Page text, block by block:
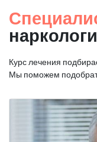
Курс лечения
Мы поможем